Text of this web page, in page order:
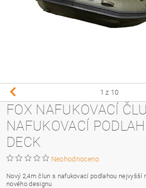
1 z 10
FOX NAFUKOVACÍ
NAFUKOVACÍ
DECK
Neohodnoceno
Nový 2,4m člun s nafukovací podlahou nejvyšší
nového designu